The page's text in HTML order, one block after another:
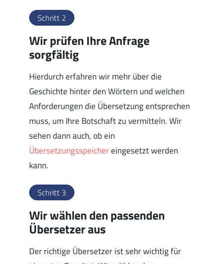
Schritt 2
Wir prüfen Ihre Anfrage
sorgfältig
Hierdurch erfahren wir mehr über die
Geschichte hinter den Wörtern und welchen
Anforderungen die Übersetzung entsprechen
muss, um Ihre Botschaft zu vermitteln. Wir
sehen dann auch, ob ein
Übersetzungsspeichereingesetzt werden
kann.
Schritt 3
Wir wählen den passenden
Übersetzer aus
Der richtige Übersetzer ist sehr wichtig für